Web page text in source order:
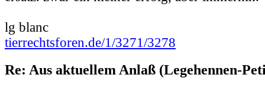
lg blanc
tierrechtsforen.de/1/3271/3278
Re: Aus aktuellem Anlaß (Legehennen-